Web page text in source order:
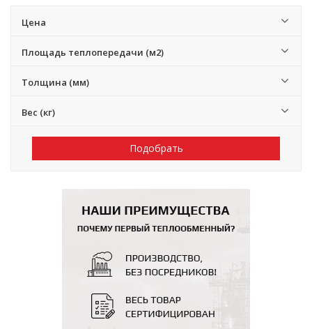
Цена
Площадь теплопередачи (м2)
Толщина (мм)
Вес (кг)
Подобрать